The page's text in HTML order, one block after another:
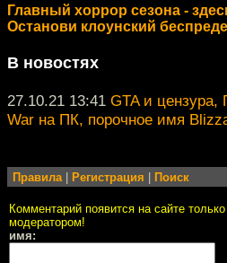
Главный хоррор сезона -
Останови клоунский
В новостях
27.10.21 13:41 GTA и цензура,
War на ПК, порочное имя
Правила| Регистрация Поиск
Комментарий появится на сайте
модератором!
имя: